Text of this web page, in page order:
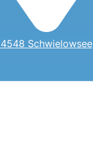
Schwielowsee